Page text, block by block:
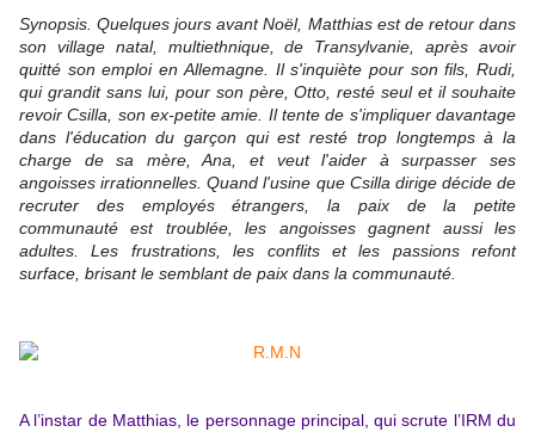
Synopsis. Quelques jours avant Noël, Matthias est de retour dans
son village natal, multiethnique, de Transylvanie, après avoir
quitté son emploi en Allemagne. Il s'inquiète pour son fils, Rudi,
qui grandit sans lui, pour son père, Otto, resté seul et il souhaite
revoir Csilla, son ex-petite amie. Il tente de s'impliquer davantage
dans l'éducation du garçon qui est resté trop longtemps à la
charge de sa mère, Ana, et veut l'aider à surpasser ses
angoisses irrationnelles. Quand l'usine que Csilla dirige décide de
recruter des employés étrangers, la paix de la petite
communauté est troublée, les angoisses gagnent aussi les
adultes. Les frustrations, les conflits et les passions refont
surface, brisant le semblant de paix dans la communauté.
A l’instar de Matthias, le personnage principal, qui scrute l’IRM du